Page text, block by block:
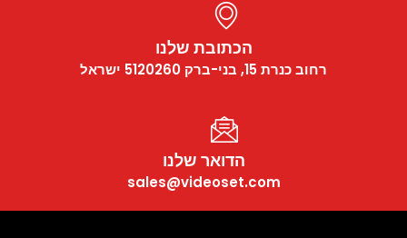
הכתובת שלנו
רחוב כנרת 15, בני-ברק 5120260 ישראל
הדואר שלנו
sales@videoset.com